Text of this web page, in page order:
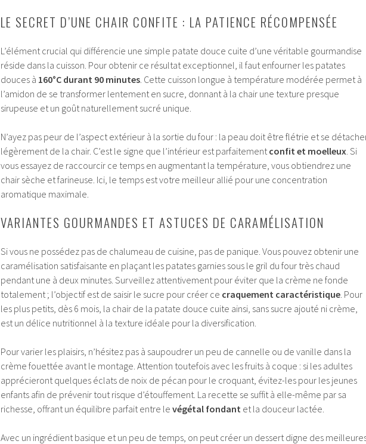
LE SECRET D’UNE CHAIR CONFITE : LA PATIENCE RÉCOMPENSÉE
L’élément crucial qui différencie une simple patate douce cuite d’une véritable gourmandise
réside dans la cuisson. Pour obtenir ce résultat exceptionnel, il faut enfourner les patates
douces à 160°C durant 90 minutes . Cette cuisson longue à température modérée permet à
l’amidon de se transformer lentement en sucre, donnant à la chair une texture presque
sirupeuse et un goût naturellement sucré unique.
N’ayez pas peur de l’aspect extérieur à la sortie du four : la peau doit être flétrie et se
légèrement de la chair. C’est le signe que l’intérieur est parfaitement confit et moelleux . Si
vous essayez de raccourcir ce temps en augmentant la température, vous obtiendrez une
chair sèche et farineuse. Ici, le temps est votre meilleur allié pour une concentration
aromatique maximale.
VARIANTES GOURMANDES ET ASTUCES DE CARAMÉLISATION
Si vous ne possédez pas de chalumeau de cuisine, pas de panique. Vous pouvez obtenir une
caramélisation satisfaisante en plaçant les patates garnies sous le gril du four très chaud
pendant une à deux minutes. Surveillez attentivement pour éviter que la crème ne fonde
totalement ; l’objectif est de saisir le sucre pour créer ce craquement caractéristique . Pour
les plus petits, dès 6 mois, la chair de la patate douce cuite ainsi, sans sucre ajouté ni crème,
est un délice nutritionnel à la texture idéale pour la diversification.
Pour varier les plaisirs, n’hésitez pas à saupoudrer un peu de cannelle ou de vanille dans la
crème fouettée avant le montage. Attention toutefois avec les fruits à coque : si les adultes
apprécieront quelques éclats de noix de pécan pour le croquant, évitez-les pour les jeunes
enfants afin de prévenir tout risque d’étouffement. La recette se suffit à elle-même par sa
richesse, offrant un équilibre parfait entre le végétal fondant et la douceur lactée.
Avec un ingrédient basique et un peu de temps, on peut créer un dessert digne des